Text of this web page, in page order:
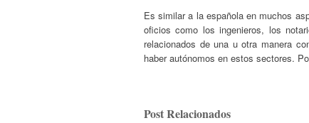
Es similar a la española en muchos
oficios como los ingenieros, los
relacionados de una u otra manera
haber autónomos en estos sectores.
Post Relacionados